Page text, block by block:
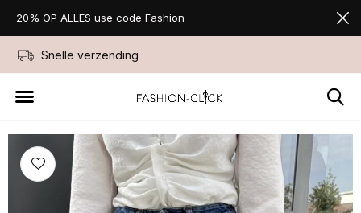
Snelle verzending
20% OP ALLES use code Fashion